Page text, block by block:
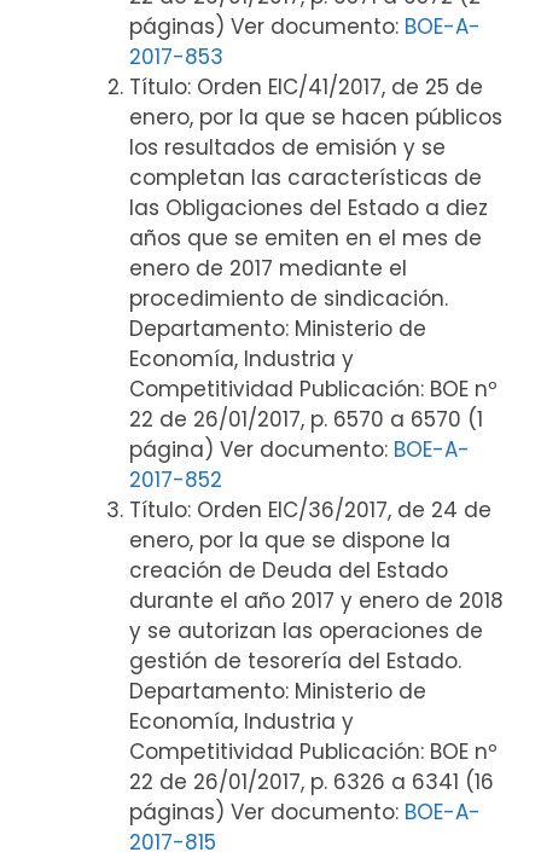
páginas) Ver documento: BOE-A-
2017-853
Título: Orden EIC/41/2017, de 25 de
enero, por la que se hacen públicos
los resultados de emisión y se
completan las características de
las Obligaciones del Estado a diez
años que se emiten en el mes de
enero de 2017 mediante el
procedimiento de sindicación.
Departamento: Ministerio de
Economía, Industria y
Competitividad Publicación: BOE nº
22 de 26/01/2017, p. 6570 a 6570 (1
página) Ver documento: BOE-A-
2017-852
Título: Orden EIC/36/2017, de 24 de
enero, por la que se dispone la
creación de Deuda del Estado
durante el año 2017 y enero de 2018
y se autorizan las operaciones de
gestión de tesorería del Estado.
Departamento: Ministerio de
Economía, Industria y
Competitividad Publicación: BOE nº
22 de 26/01/2017, p. 6326 a 6341 (16
páginas) Ver documento: BOE-A-
2017-815